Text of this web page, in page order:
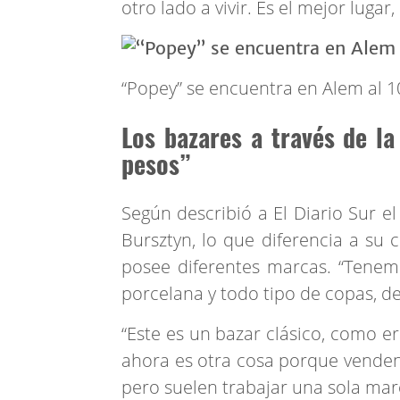
otro lado a vivir. Es el mejor
“Popey” se encuentra en Alem al
Los bazares a través de
pesos”
Según describió a El Diario Sur
Bursztyn, lo que diferencia a su
posee diferentes marcas.
porcelana y todo tipo de copas,
“Este es un bazar clásico, como
ahora es otra cosa porque
pero suelen trabajar una sola